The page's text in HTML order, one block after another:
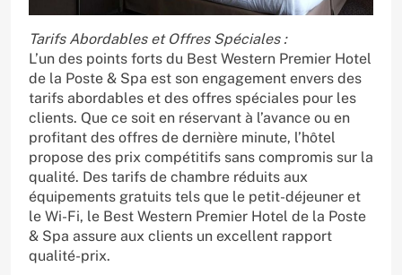
Tarifs Abordables et Offres Spéciales :
L’un des points forts du Best Western Premier Hotel
de la Poste & Spa est son engagement envers des
tarifs abordables et des offres spéciales pour les
clients. Que ce soit en réservant à l’avance ou en
profitant des offres de dernière minute, l’hôtel
propose des prix compétitifs sans compromis sur la
qualité. Des tarifs de chambre réduits aux
équipements gratuits tels que le petit-déjeuner et
le Wi-Fi, le Best Western Premier Hotel de la Poste
& Spa assure aux clients un excellent rapport
qualité-prix.